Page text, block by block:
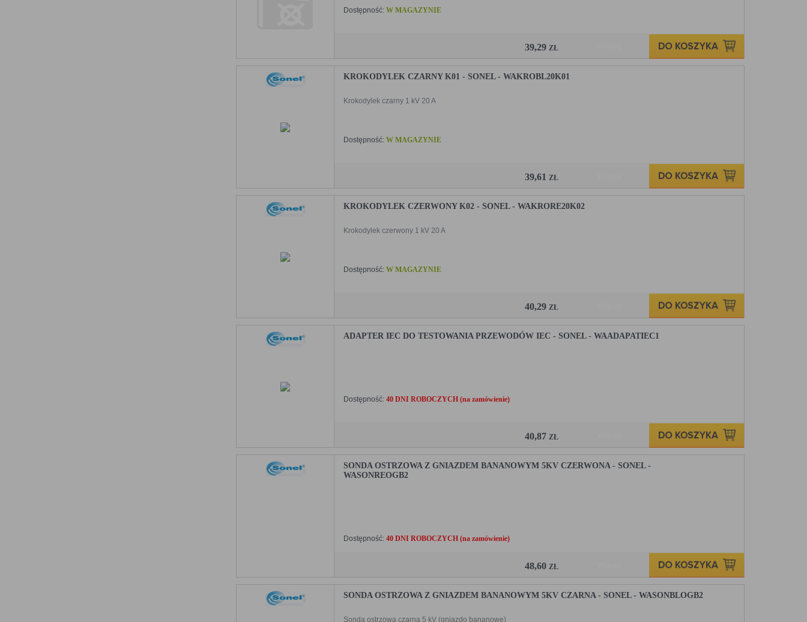
Dostępność:W MAGAZYNIE
39,29 ZŁ
KROKODYLEK CZARNY K01 - SONEL - WAKROBL20K01
Krokodylek czarny 1 kV 20 A
Dostępność:W MAGAZYNIE
39,61 ZŁ
KROKODYLEK CZERWONY K02 - SONEL - WAKRORE20K02
Krokodylek czerwony 1 kV 20 A
Dostępność:W MAGAZYNIE
40,29 ZŁ
ADAPTER IEC DO TESTOWANIA PRZEWODÓW IEC - SONEL - WAADAPATIEC1
Dostępność:40 DNI ROBOCZYCH (na zamówienie)
40,87 ZŁ
SONDA OSTRZOWA Z GNIAZDEM BANANOWYM 5KV CZERWONA - SONEL -
WASONREOGB2
Dostępność:40 DNI ROBOCZYCH (na zamówienie)
48,60 ZŁ
SONDA OSTRZOWA Z GNIAZDEM BANANOWYM 5KV CZARNA - SONEL - WASONBLOGB2
Sonda ostrzowa czarna 5 kV (gniazdo bananowe)